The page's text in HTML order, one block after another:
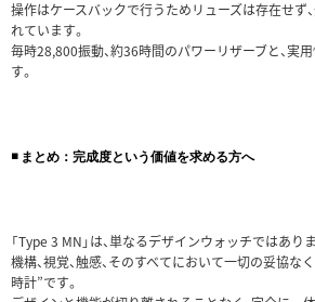
操作はケースバックで行うためリューズは存在せず
れています。
毎時28,800振動、約36時間のパワーリザーブと、実
す。
◾️ まとめ：完成度という価値を求める方へ
「Type 3 MN」は、単なるデザインウォッチではあり
機構、視覚、触感、そのすべてにおいて一切の妥協な
時計”です。